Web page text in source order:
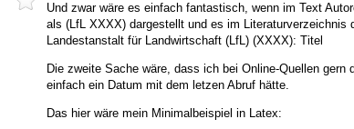
Und zwar wäre es einfach fantastisch, wenn im Text
als (LfL XXXX) dargestellt und es im
Landestanstalt für Landwirtschaft (LfL) (XXXX): Titel
Die zweite Sache wäre, dass ich bei Online-Quellen
einfach ein Datum mit dem letzen Abruf hätte.
Das hier wäre mein Minimalbeispiel in Latex: